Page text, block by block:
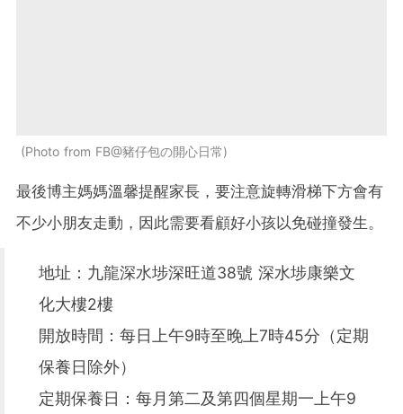
Photo from FB@豬仔包の開心日常
最後博主媽媽溫馨提醒家長，要注意旋轉滑梯下方會有
不少小朋友走動，因此需要看顧好小孩以免碰撞發生。
地址：九龍深水埗深旺道38號 深水埗康樂文
化大樓2樓
開放時間：每日上午9時至晚上7時45分（定期
保養日除外）
定期保養日：每月第二及第四個星期一上午9